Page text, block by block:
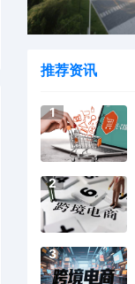
推荐资讯
1
2
3